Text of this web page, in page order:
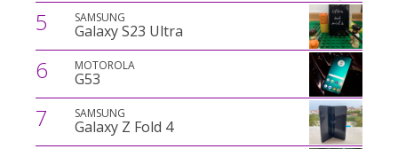
5 SAMSUNG
Galaxy S23 Ultra
6 MOTOROLA
G53
7 SAMSUNG
Galaxy Z Fold 4